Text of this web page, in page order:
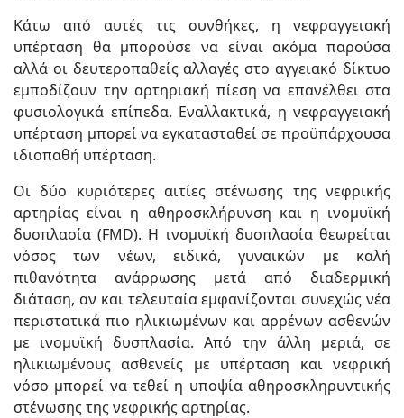
Κάτω από αυτές τις συνθήκες, η νεφραγγειακή
υπέρταση θα μπορούσε να είναι ακόμα παρούσα
αλλά οι δευτεροπαθείς αλλαγές στο αγγειακό δίκτυο
εμποδίζουν την αρτηριακή πίεση να επανέλθει στα
φυσιολογικά επίπεδα. Εναλλακτικά, η νεφραγγειακή
υπέρταση μπορεί να εγκατασταθεί σε προϋπάρχουσα
ιδιοπαθή υπέρταση.
Οι δύο κυριότερες αιτίες στένωσης της νεφρικής
αρτηρίας είναι η αθηροσκλήρυνση και η ινομυϊκή
δυσπλασία (FMD). Η ινομυϊκή δυσπλασία θεωρείται
νόσος των νέων, ειδικά, γυναικών με καλή
πιθανότητα ανάρρωσης μετά από διαδερμική
διάταση, αν και τελευταία εμφανίζονται συνεχώς νέα
περιστατικά πιο ηλικιωμένων και αρρένων ασθενών
με ινομυϊκή δυσπλασία. Από την άλλη μεριά, σε
ηλικιωμένους ασθενείς με υπέρταση και νεφρική
νόσο μπορεί να τεθεί η υποψία αθηροσκληρυντικής
στένωσης της νεφρικής αρτηρίας.